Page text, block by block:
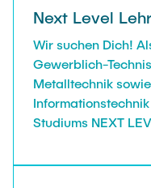
Next Level
Wir suchen Dich!
Gewerblich-
Metalltechnik
Studiums NEXT